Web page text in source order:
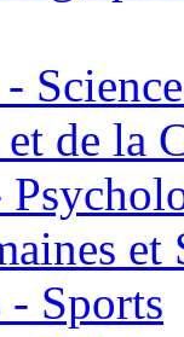
de la
et
Sports